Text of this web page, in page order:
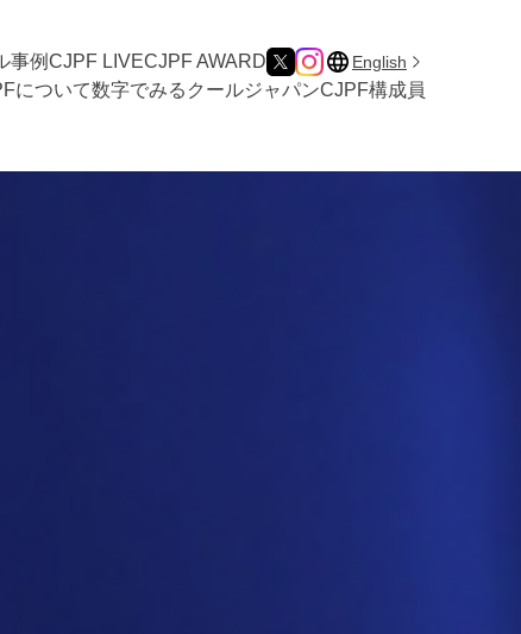
事例CJPF LIVECJPF AWARD English
について数字でみるクールジャパンCJPF構成員